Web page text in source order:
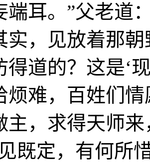
端耳。”父老道
实，见放着那
得道的？这是‘
烦难，百姓们
主，求得天师
既定，有何所